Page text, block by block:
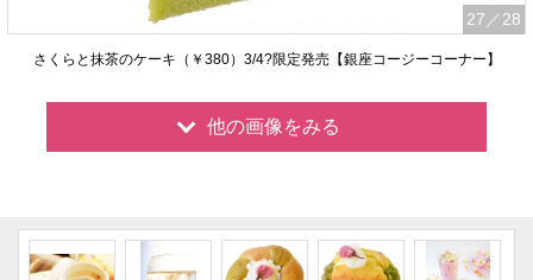
27 ／28
さくらと抹茶のケーキ（￥380）3/4?限定発売【銀座コージーコーナー】
他の画像をみる